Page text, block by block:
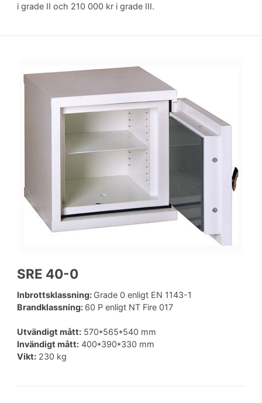
i grade II och 210 000 kr i grade III.
SRE 40-0
Inbrottsklassning: Grade 0 enligt EN 1143-1
Brandklassning: 60 P enligt NT Fire 017
Utvändigt mått:570*565*540 mm
Invändigt mått:400*390*330 mm
Vikt:230 kg